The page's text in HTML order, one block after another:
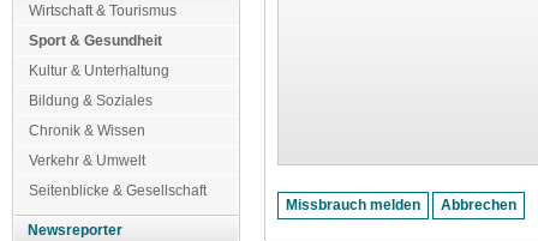
Wirtschaft & Tourismus
Sport & Gesundheit
Kultur & Unterhaltung
Bildung & Soziales
Chronik & Wissen
Verkehr & Umwelt
Seitenblicke & Gesellschaft
Newsreporter